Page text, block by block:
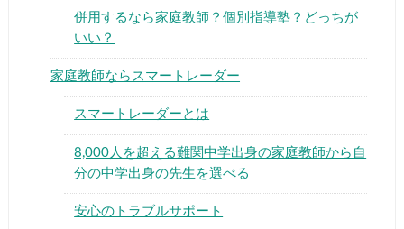
併用するなら家庭教師？個別指導塾？どっちが
いい？
家庭教師ならスマートレーダー
スマートレーダーとは
8,000人を超える難関中学出身の家庭教師から自
分の中学出身の先生を選べる
安心のトラブルサポート